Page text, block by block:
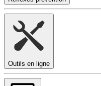
Outils en ligne